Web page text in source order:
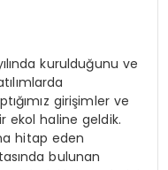
kurulduğunu ve
girişimler ve
ekol haline geldik.
hitap eden
bulunan